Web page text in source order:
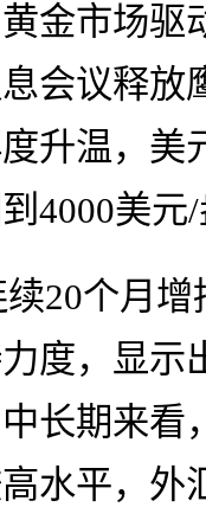
金市场驱
会议释放
升温，美
4000美元
20个月
度，显示
长期来看
水平，外